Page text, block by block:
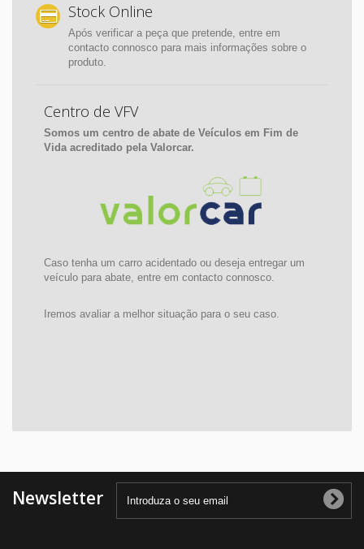
Stock Online
Após verificar a peça que pretende, entre em
contacto connosco para mais informações sobre o
produto.
Centro de VFV
Somos um centro de abate de Veículos em Fim de
Vida acreditado pela Valorcar.
Caso tenha um carro acidentado ou deseja entregar um
veículo para abate, entre em contacto connosco.
Iremos avaliar a melhor situação para o seu caso.
Newsletter